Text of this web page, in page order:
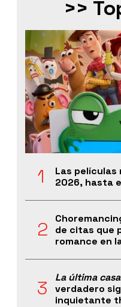
>>
Las películas
2026, hasta
de citas que
romance en
La última casa
verdadero
inquietante